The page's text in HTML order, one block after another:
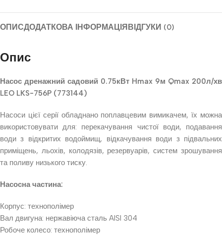
ОПИСДОДАТКОВА ІНФОРМАЦІЯВІДГУКИ (0)
Опис
Насос дренажний садовий 0.75кВт Hmax 9м Qmax 200л/хв
LEO LKS-756P (773144)
Насоси цієї серії обладнано поплавцевим вимикачем, їх можна
використовувати для: перекачування чистої води, подавання
води з відкритих водоймищ, відкачування води з підвальних
приміщень, льохів, колодязів, резервуарів, систем зрошування
та поливу низького тиску.
Насосна частина:
Корпус: технополімер
Вал двигуна: нержавіюча сталь AISI 304
Робоче колесо: технополімер